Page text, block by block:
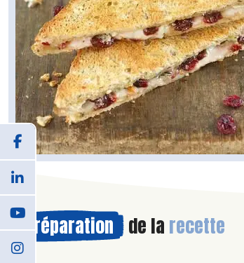
Préparation de la recette